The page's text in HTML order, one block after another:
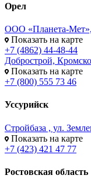
Орел
ООО «Планета-Мет»,
Показать на карте
+7 (4862) 44-48-44
Добрострой,
Показать на карте
+7 (800) 555 73 46
Уссурийск
Стройбаза , ул.
Показать на карте
+7 (423) 421 47 77
Ростовская область